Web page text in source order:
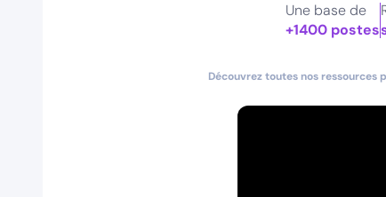
Une base de
+1400 postes
Découvrez toutes nos ressources